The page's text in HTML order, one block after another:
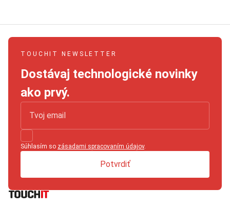
TOUCHIT NEWSLETTER
Dostávaj technologické novinky
ako prvý.
Súhlasím so zásadami spracovaním údajov.
Potvrdiť